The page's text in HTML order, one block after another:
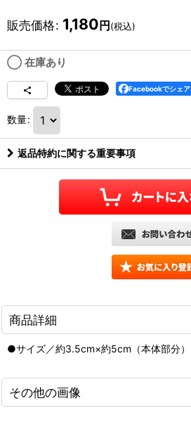
販売価格: 1,180 円 (税込)
◯ 在庫あり
Facebookでシェア
数量:
返品特約に関する重要事項
商品詳細
●サイズ／約3.5cm×約5cm（本体部分）
その他の画像